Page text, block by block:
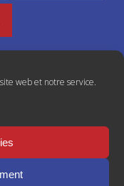
web et notre service.